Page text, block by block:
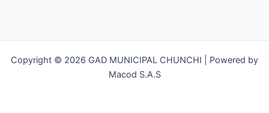
Copyright © 2026 GAD MUNICIPAL CHUNCHI | Powered by
Macod S.A.S